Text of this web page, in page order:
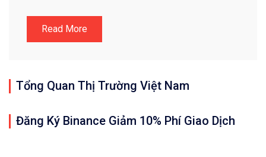
Read More
Tổng Quan Thị Trường Việt Nam
Đăng Ký Binance Giảm 10% Phí Giao Dịch